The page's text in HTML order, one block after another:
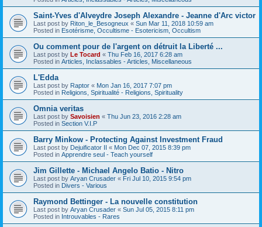
Saint-Yves d'Alveydre Joseph Alexandre - Jeanne d'Arc victor
Last post by Riton_le_Besogneux « Sun Mar 11, 2018 10:59 am
Posted in Esotérisme, Occultisme - Esotericism, Occultism
Ou comment pour de l'argent on détruit la Liberté ...
Last post by Le Tocard « Thu Feb 16, 2017 6:28 am
Posted in Articles, Inclassables - Articles, Miscellaneous
L'Edda
Last post by Raptor « Mon Jan 16, 2017 7:07 pm
Posted in Religions, Spiritualité - Religions, Spirituality
Omnia veritas
Last post by Savoisien « Thu Jun 23, 2016 2:28 am
Posted in Section V.I.P
Barry Minkow - Protecting Against Investment Fraud
Last post by Dejuificator II « Mon Dec 07, 2015 8:39 pm
Posted in Apprendre seul - Teach yourself
Jim Gillette - Michael Angelo Batio - Nitro
Last post by Aryan Crusader « Fri Jul 10, 2015 9:54 pm
Posted in Divers - Various
Raymond Bettinger - La nouvelle constitution
Last post by Aryan Crusader « Sun Jul 05, 2015 8:11 pm
Posted in Introuvables - Rares